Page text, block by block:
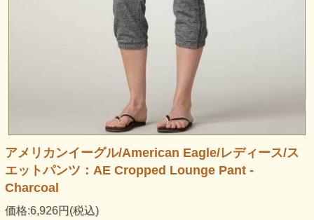
アメリカンイーグル/American Eagle/レディース/ス
エットパンツ：AE Cropped Lounge Pant -
Charcoal
価格:6,926円(税込)